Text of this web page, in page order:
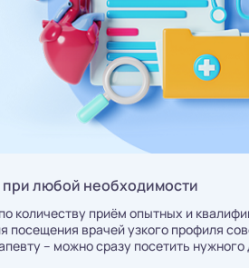
любой необходимости
количеству приём опытных и
посещения врачей узкого профиля
– можно сразу посетить нужного